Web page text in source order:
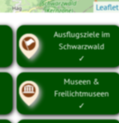
Leaflet
Ausflugsziele im
Schwarzwald
✓
Museen &
Freilichtmuseen
✓